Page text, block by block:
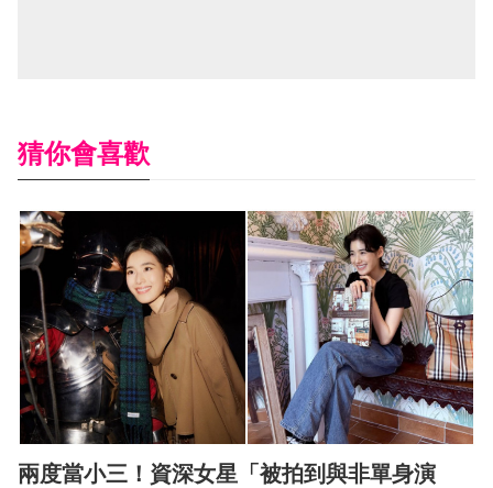
猜你會喜歡
兩度當小三！資深女星「被拍到與非單身演